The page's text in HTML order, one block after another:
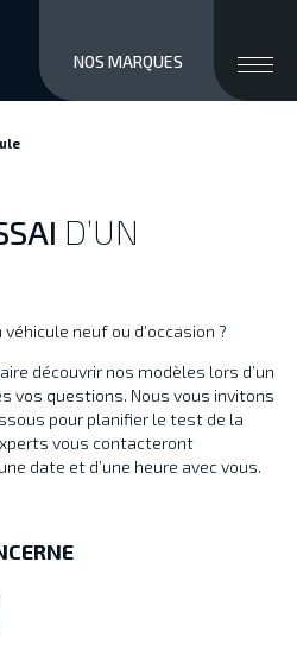
close
lease
NOS MARQUES
D’UN
neuf ou d’occasion ?
découvrir nos modèles lors d’un
vos questions. Nous vous invitons
pour planifier le test de la
vous contacteront
date et d’une heure avec vous.